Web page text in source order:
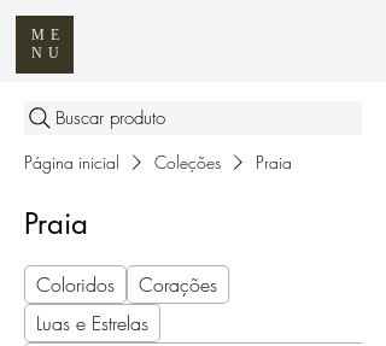
ME
NU
Buscar produto
Página inicial Coleções Praia
Praia
Coloridos
Corações
Luas e Estrelas